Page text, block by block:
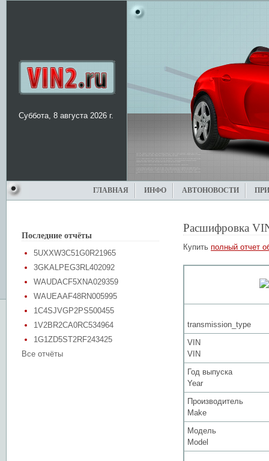
Суббота, 8 августа 2026 г.
ГЛАВНАЯ ИНФО АВТОНОВОСТИ
Последние отчёты
5UXXW3C51G0R21965
3GKALPEG3RL402092
WAUDACF5XNA029359
WAUEAAF48RN005995
1C4SJVGP2PS500455
1V2BR2CA0RC534964
1G1ZD5ST2RF243425
Все отчёты
Расшифровка
Купить полный отчет
transmission_type
VIN
VIN
Год выпуска
Year
Производитель
Make
Модель
Model